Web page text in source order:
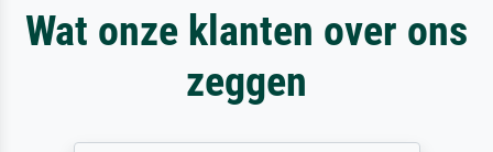
Wat onze klanten over ons
zeggen